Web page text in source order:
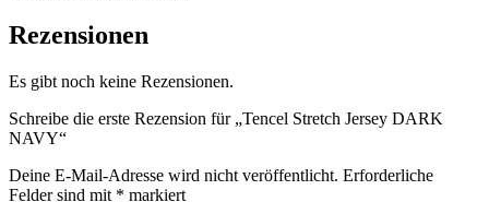
Rezensionen
Es gibt noch keine Rezensionen.
Schreibe die erste Rezension für „Tencel Stretch Jersey DARK
NAVY“
Deine E-Mail-Adresse wird nicht veröffentlicht. Erforderliche
Felder sind mit * markiert